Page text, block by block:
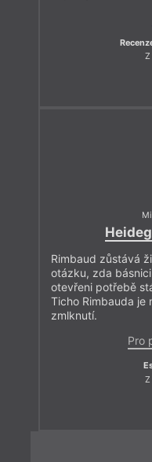
Z
Rimbaud zůstává
otázku, zda
otevřeni potřebě
Ticho Rimbauda je
zmlknutí.
Pro
Z